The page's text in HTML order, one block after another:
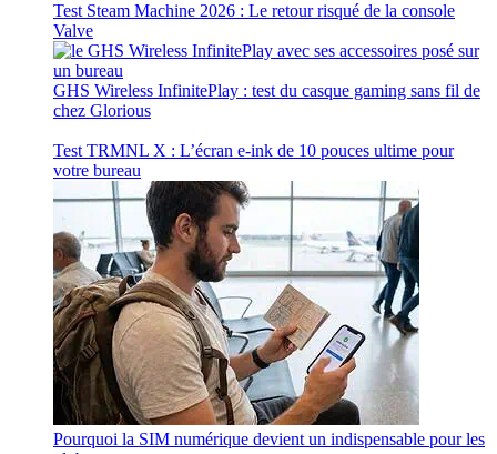
Test Steam Machine 2026 : Le retour risqué de la console
Valve
GHS Wireless InfinitePlay : test du casque gaming sans fil de
chez Glorious
Test TRMNL X : L’écran e-ink de 10 pouces ultime pour
votre bureau
Pourquoi la SIM numérique devient un indispensable pour les